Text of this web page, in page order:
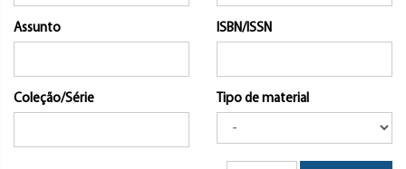
Assunto ISBN/ISSN
Coleção/Série Tipo de material